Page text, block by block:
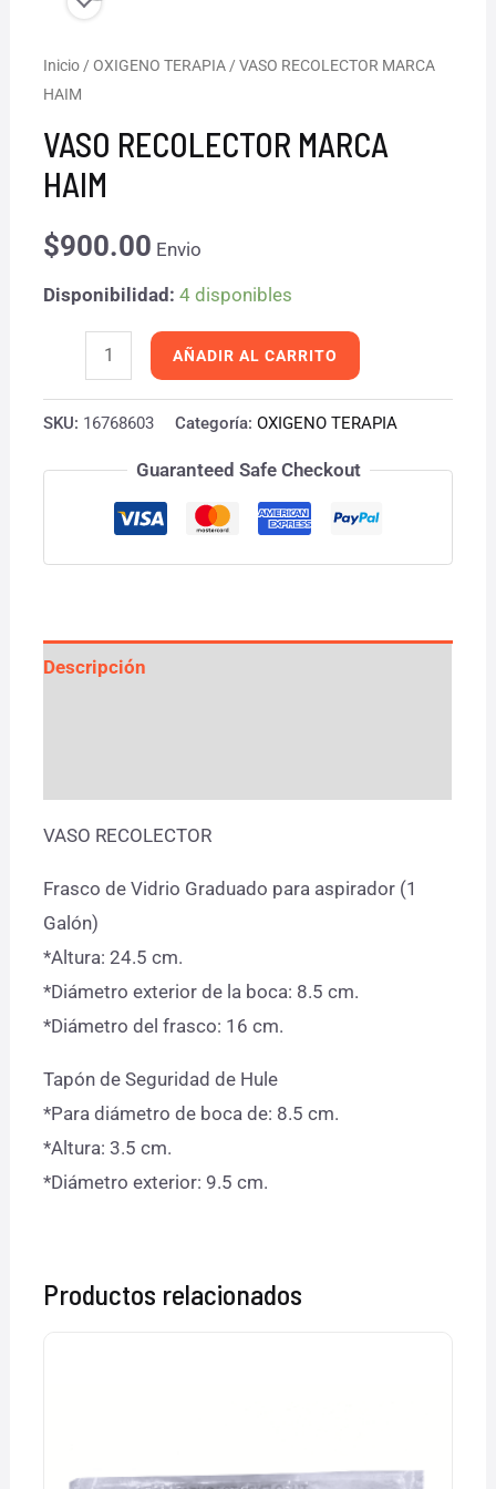
Inicio /OXIGENO TERAPIA / VASO RECOLECTOR MARCA
HAIM
VASO RECOLECTOR MARCA
HAIM
$900.00 Envio
Disponibilidad: 4 disponibles
VASO
RECOLECTOR
MARCA
HAIM
cantidad
AÑADIR AL CARRITO
SKU: 16768603 Categoría:OXIGENO TERAPIA
Guaranteed Safe Checkout
Descripción
VASO RECOLECTOR
Frasco de Vidrio Graduado para aspirador (1
Galón)
*Altura: 24.5 cm.
*Diámetro exterior de la boca: 8.5 cm.
*Diámetro del frasco: 16 cm.
Tapón de Seguridad de Hule
*Para diámetro de boca de: 8.5 cm.
*Altura: 3.5 cm.
*Diámetro exterior: 9.5 cm.
Productos relacionados